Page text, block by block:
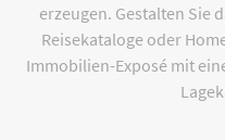
erzeugen. Gestalten Sie
Reisekataloge oder
Immobilien-Exposé mit